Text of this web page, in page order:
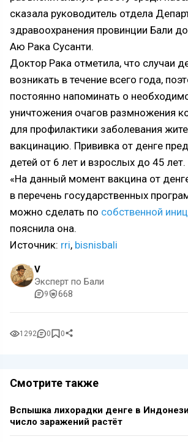
сказала руководитель отдела
здравоохранения провинции Бали
Аю Рака Сусанти.
Доктор Рака отметила, что случаи
возникать в течение всего года,
постоянно напоминать о
уничтожения очагов размножения
для профилактики заболевания
вакцинацию. Прививка от денге
детей от 6 лет и взрослых до 45 лет.
«На данный момент вакцина от
в перечень государственных
можно сделать по собственной
пояснила она.
Источник: rri, bisnisbali
V
Эксперт по Бали
9 668
1292 0 0
Смотрите также
Вспышка лихорадки денге в
число заражений растёт